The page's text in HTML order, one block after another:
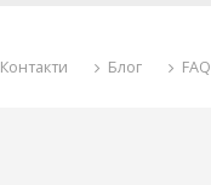
Контакти Блог FAQ